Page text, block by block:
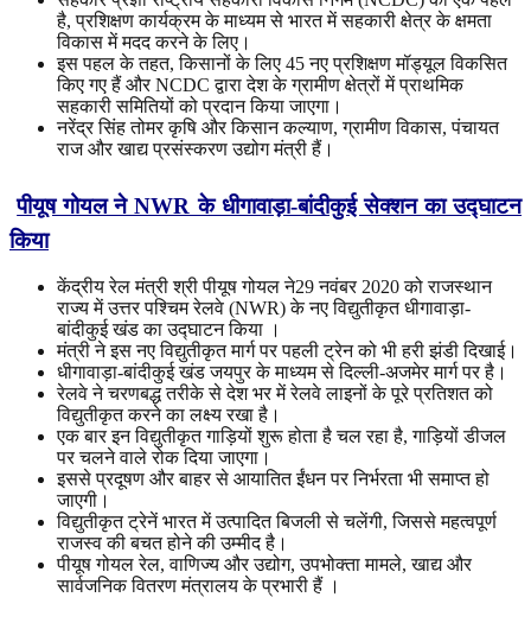
है, प्रशिक्षण कार्यक्रम के माध्यम से भारत में सहकारी क्षेत्र के क्षमता
विकास में मदद करने के लिए।
इस पहल के तहत, किसानों के लिए 45 नए प्रशिक्षण मॉड्यूल विकसित
किए गए हैं और NCDC द्वारा देश के ग्रामीण क्षेत्रों में प्राथमिक
सहकारी समितियों को प्रदान किया जाएगा।
नरेंद्र सिंह तोमर कृषि और किसान कल्याण, ग्रामीण विकास, पंचायत
राज और खाद्य प्रसंस्करण उद्योग मंत्री हैं।
पीयूष गोयल ने NWR के धीगावाड़ा-बांदीकुई सेक्शन का उद्घाटन
किया
केंद्रीय रेल मंत्री श्री पीयूष गोयल ने29 नवंबर 2020 को राजस्थान
राज्य में उत्तर पश्चिम रेलवे (NWR) के नए विद्युतीकृत धीगावाड़ा-
बांदीकुई खंड का उद्घाटन किया ।
मंत्री ने इस नए विद्युतीकृत मार्ग पर पहली ट्रेन को भी हरी झंडी दिखाई।
धीगावाड़ा-बांदीकुई खंड जयपुर के माध्यम से दिल्ली-अजमेर मार्ग पर है।
रेलवे ने चरणबद्ध तरीके से देश भर में रेलवे लाइनों के पूरे प्रतिशत को
विद्युतीकृत करने का लक्ष्य रखा है।
एक बार इन विद्युतीकृत गाड़ियों शुरू होता है चल रहा है, गाड़ियों डीजल
पर चलने वाले रोक दिया जाएगा।
इससे प्रदूषण और बाहर से आयातित ईंधन पर निर्भरता भी समाप्त हो
जाएगी।
विद्युतीकृत ट्रेनें भारत में उत्पादित बिजली से चलेंगी, जिससे महत्वपूर्ण
राजस्व की बचत होने की उम्मीद है।
पीयूष गोयल रेल, वाणिज्य और उद्योग, उपभोक्ता मामले, खाद्य और
सार्वजनिक वितरण मंत्रालय के प्रभारी हैं ।